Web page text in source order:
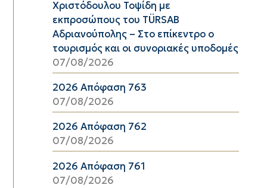
Χριστόδουλου Τοψίδη με
εκπροσώπους του TÜRSAB
Αδριανούπολης – Στο επίκεντρο ο
τουρισμός και οι συνοριακές υποδομές
07/08/2026
2026 Απόφαση 763
07/08/2026
2026 Απόφαση 762
07/08/2026
2026 Απόφαση 761
07/08/2026